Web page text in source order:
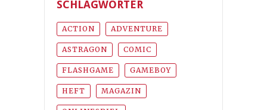
SCHLAGWÖRTER
ACTION ADVENTURE
ASTRAGON COMIC
FLASHGAME GAMEBOY
HEFT MAGAZIN